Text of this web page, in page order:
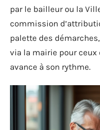
par le bailleur ou la
commission
palette des
via la mairie pour ceux
avance à son rythme.